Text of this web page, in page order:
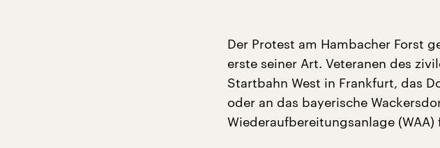
Der Protest am Hambacher Forst
erste seiner Art. Veteranen des
Startbahn West in Frankfurt, das
oder an das bayerische
Wiederaufbereitungsanlage